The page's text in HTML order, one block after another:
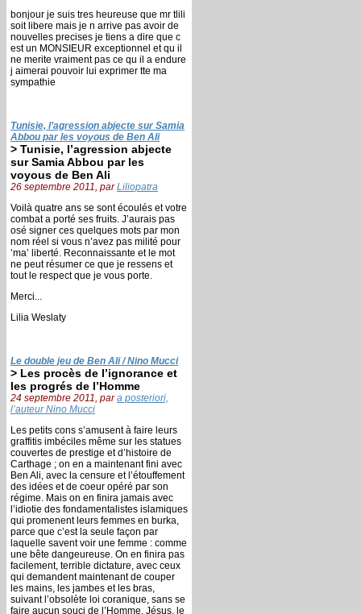
bonjour je suis tres heureuse que mr tlili
soit libere mais je n arrive pas avoir de
nouvelles precises je tiens a dire que c
est un MONSIEUR exceptionnel et qu il
ne merite vraiment pas ce qu il a endure
j aimerai pouvoir lui exprimer tte ma
sympathie
Tunisie, l’agression abjecte sur Samia
Abbou par les voyous de Ben Ali
> Tunisie, l’agression abjecte
sur Samia Abbou par les
voyous de Ben Ali
26 septembre 2011, parLiliopatra
Voilà quatre ans se sont écoulés et votre
combat a porté ses fruits. J’aurais pas
osé signer ces quelques mots par mon
nom réel si vous n’avez pas milité pour
’ma’ liberté. Reconnaissante et le mot
ne peut résumer ce que je ressens et
tout le respect que je vous porte.
Merci...
Lilia Weslaty
Le double jeu de Ben Ali / Nino Mucci
> Les procès de l’ignorance et
les progrés de l’Homme
24 septembre 2011, para posteriori,
l’auteur Nino Mucci
Les petits cons s’amusent à faire leurs
graffitis imbéciles même sur les statues
couvertes de prestige et d’histoire de
Carthage ; on en a maintenant fini avec
Ben Ali, avec la censure et l’étouffement
des idées et de coeur opéré par son
régime. Mais on en finira jamais avec
l’idiotie des fondamentalistes islamiques
qui promenent leurs femmes en burka,
parce que c’est la seule façon par
laquelle savent voir une femme : comme
une bête dangeureuse. On en finira pas
facilement, terrible dictature, avec ceux
qui demandent maintenant de couper
les mains, les jambes et les bras,
suivant l’obsolète loi coranique, sans se
faire aucun souci de l’Homme. Jésus, le